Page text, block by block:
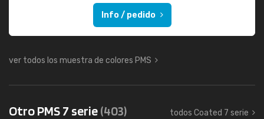
Info / pedido
ver todos los muestra de colores PMS
Otro PMS 7 serie(403) todos Coated 7 serie